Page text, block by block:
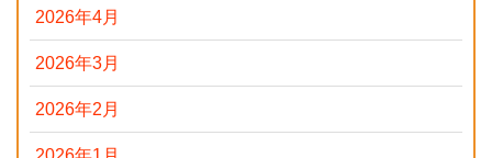
2026年4月
2026年3月
2026年2月